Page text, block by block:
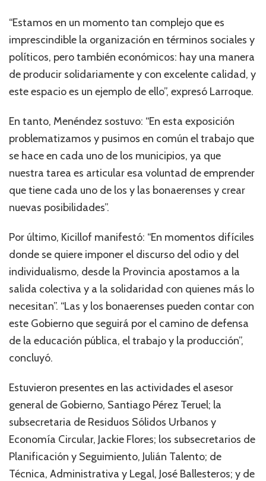
“Estamos en un momento tan complejo que es
imprescindible la organización en términos sociales y
políticos, pero también económicos: hay una manera
de producir solidariamente y con excelente calidad, y
este espacio es un ejemplo de ello”, expresó Larroque.
En tanto, Menéndez sostuvo: “En esta exposición
problematizamos y pusimos en común el trabajo que
se hace en cada uno de los municipios, ya que
nuestra tarea es articular esa voluntad de emprender
que tiene cada uno de los y las bonaerenses y crear
nuevas posibilidades”.
Por último, Kicillof manifestó: “En momentos difíciles
donde se quiere imponer el discurso del odio y del
individualismo, desde la Provincia apostamos a la
salida colectiva y a la solidaridad con quienes más lo
necesitan”. “Las y los bonaerenses pueden contar con
este Gobierno que seguirá por el camino de defensa
de la educación pública, el trabajo y la producción”,
concluyó.
Estuvieron presentes en las actividades el asesor
general de Gobierno, Santiago Pérez Teruel; la
subsecretaria de Residuos Sólidos Urbanos y
Economía Circular, Jackie Flores; los subsecretarios de
Planificación y Seguimiento, Julián Talento; de
Técnica, Administrativa y Legal, José Ballesteros; y de